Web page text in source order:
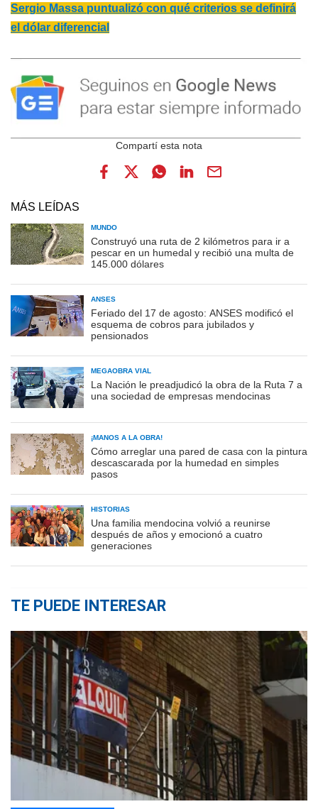
Sergio Massa puntualizó con qué criterios se definirá
el dólar diferencial
MÁS LEÍDAS
MUNDO
Construyó una ruta de 2 kilómetros para ir a
pescar en un humedal y recibió una multa de
145.000 dólares
ANSES
Feriado del 17 de agosto: ANSES modificó el
esquema de cobros para jubilados y
pensionados
MEGAOBRA VIAL
La Nación le preadjudicó la obra de la Ruta 7 a
una sociedad de empresas mendocinas
¡MANOS A LA OBRA!
Cómo arreglar una pared de casa con la pintura
descascarada por la humedad en simples
pasos
HISTORIAS
Una familia mendocina volvió a reunirse
después de años y emocionó a cuatro
generaciones
TE PUEDE INTERESAR